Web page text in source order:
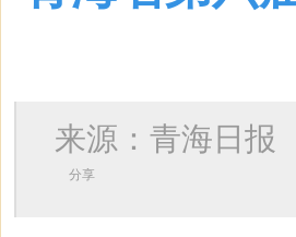
来源：青海日
分享